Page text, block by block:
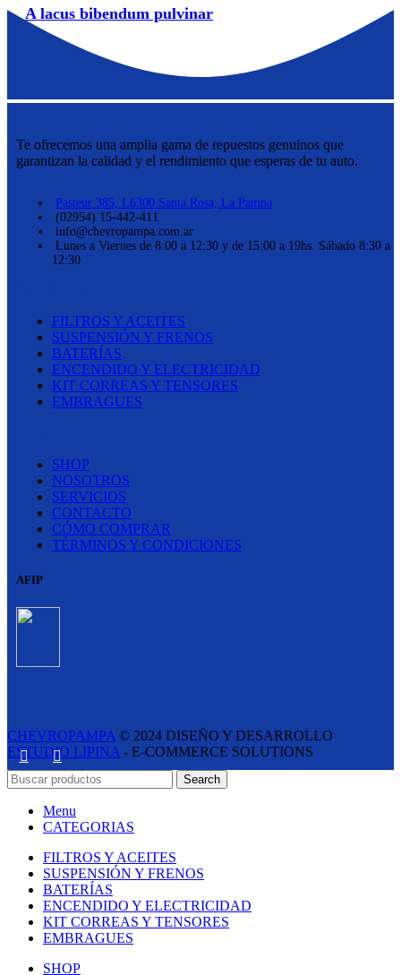
A lacus bibendum pulvinar
Te ofrecemos una amplia gama de repuestos genuinos que
garantizan la calidad y el rendimiento que esperas de tu auto.
Pasteur 385, L6300 Santa Rosa, La Pampa
(02954) 15-442-411
info@chevropampa.com.ar
Lunes a Viernes de 8:00 a 12:30 y de 15:00 a 19hs. Sábado 8:30 a
12:30
FILTROS Y ACEITES
SUSPENSIÓN Y FRENOS
BATERÍAS
ENCENDIDO Y ELECTRICIDAD
KIT CORREAS Y TENSORES
EMBRAGUES
SHOP
NOSOTROS
SERVICIOS
CONTACTO
CÓMO COMPRAR
TÉRMINOS Y CONDICIONES
AFIP
CHEVROPAMPA © 2024 DISEÑO Y DESARROLLO
ESTUDIO LIPINA - E-COMMERCE SOLUTIONS
Search
Menu
CATEGORIAS
FILTROS Y ACEITES
SUSPENSIÓN Y FRENOS
BATERÍAS
ENCENDIDO Y ELECTRICIDAD
KIT CORREAS Y TENSORES
EMBRAGUES
SHOP